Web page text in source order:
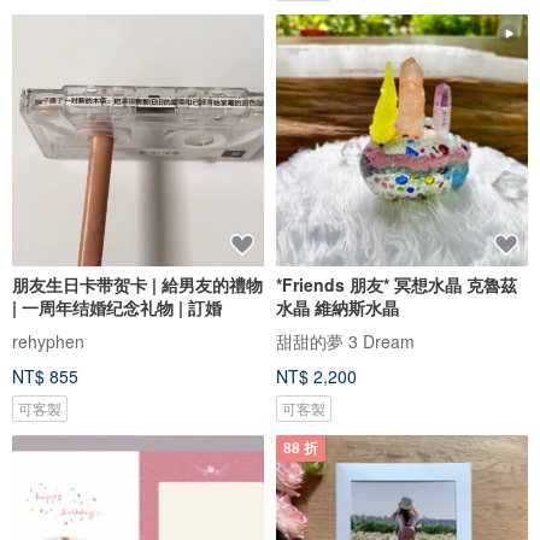
朋友生日卡带贺卡 | 給男友的禮物
| 一周年结婚纪念礼物 | 訂婚
rehyphen
NT$ 855
可客製
*Friends 朋友* 冥想水晶 克魯茲
水晶 維納斯水晶
甜甜的夢 3 Dream
NT$ 2,200
可客製
88 折